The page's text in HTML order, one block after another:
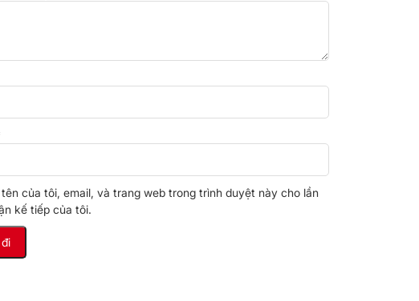
của tôi, email, và trang web trong trình duyệt này cho lần
kế tiếp của tôi.